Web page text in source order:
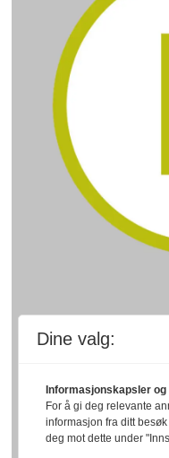
Dine valg:
Informasjonskapsler
For å gi deg relevante
informasjon fra ditt
deg mot dette under